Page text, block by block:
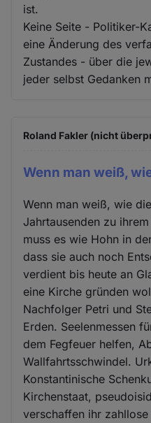
ist.
Keine Seite - Politiker-
eine Änderung des
Zustandes - über die
jeder selbst Gedanken
Roland Fakler (nicht
Wenn man weiß,
Wenn man weiß, wie
Jahrtausenden zu
muss es wie Hohn in
dass sie auch noch
verdient bis heute an
eine Kirche gründen
Nachfolger Petri und
Erden. Seelenmessen
dem Fegfeuer helfen,
Wallfahrtsschwindel.
Konstantinische
Kirchenstaat,
verschaffen ihr